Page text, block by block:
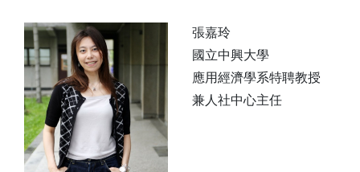
張嘉玲
國立中興大學
應用經濟學系特聘教授
兼人社中心主任